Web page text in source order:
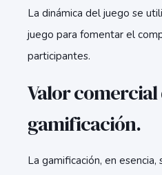
La dinámica del juego se
juego para fomentar el
participantes.
Valor comercial
gamificación.
La gamificación, en